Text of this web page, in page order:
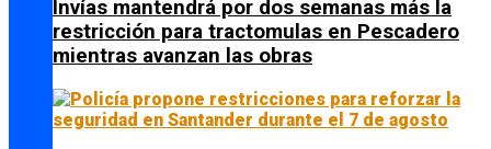
Invías mantendrá por dos semanas más la
restricción para tractomulas en Pescadero
mientras avanzan las obras